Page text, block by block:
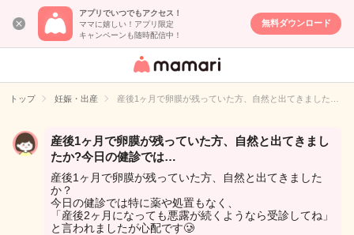
アプリでいつでもアクセス！
ママに嬉しい！アプリ限定
キャンペーンも随時配信中！
無料ダウンロード
女性専用匿名QA
イト
トップ 妊娠・出産 産後1ヶ月で卵膜が残っていた方、自然と出てきました…
産後1ヶ月で卵膜が残っていた方、自然と出てきまし
たか?今日の健診では…
産後1ヶ月で卵膜が残っていた方、自然と出てきました
か？
今日の健診では特に薬や処置もなく、
「産後2ヶ月になっても悪露が続くようなら受診してね」
と言われましたが心配です🥲